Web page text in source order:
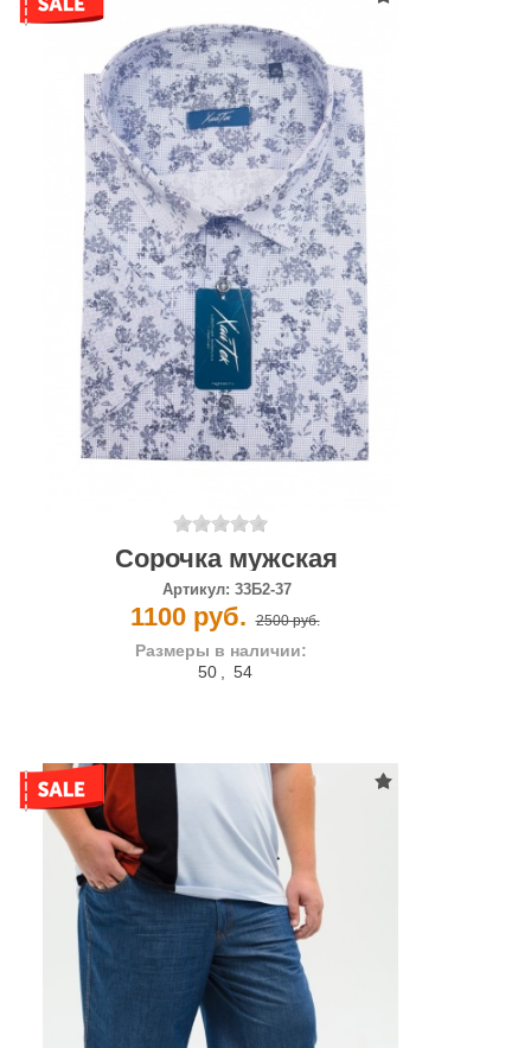
Сорочка мужская
Артикул: 33Б2-37
1100 руб. 2500 руб.
Размеры в наличии:
50 , 54